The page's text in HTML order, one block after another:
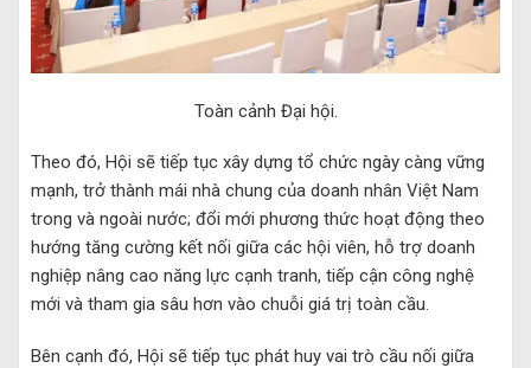
Toàn cảnh Đại hội.
Theo đó, Hội sẽ tiếp tục xây dựng tổ chức ngày càng vững
mạnh, trở thành mái nhà chung của doanh nhân Việt Nam
trong và ngoài nước; đổi mới phương thức hoạt động theo
hướng tăng cường kết nối giữa các hội viên, hỗ trợ doanh
nghiệp nâng cao năng lực cạnh tranh, tiếp cận công nghệ
mới và tham gia sâu hơn vào chuỗi giá trị toàn cầu.
Bên cạnh đó, Hội sẽ tiếp tục phát huy vai trò cầu nối giữa